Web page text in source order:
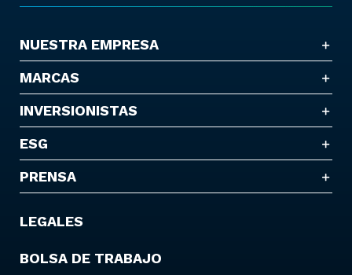
NUESTRA EMPRESA
MARCAS
INVERSIONISTAS
ESG
PRENSA
LEGALES
BOLSA DE TRABAJO